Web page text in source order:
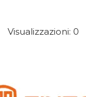
Visualizzazioni: 0